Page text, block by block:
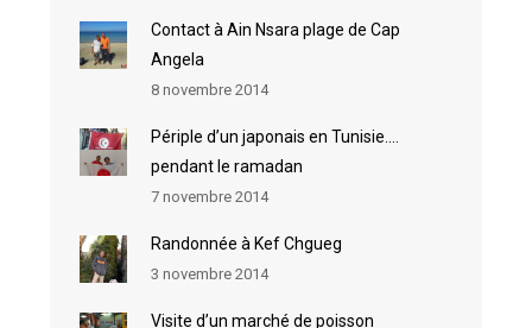
Contact à Ain Nsara plage de Cap
Angela
8 novembre 2014
Périple d’un japonais en Tunisie….
pendant le ramadan
7 novembre 2014
Randonnée à Kef Chgueg
3 novembre 2014
Visite d’un marché de poisson